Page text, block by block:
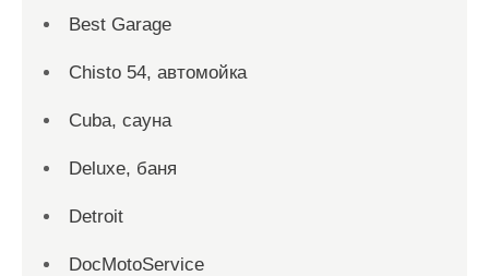
Best Garage
Chisto 54, автомойка
Cuba, сауна
Deluxe, баня
Detroit
DocMotoService